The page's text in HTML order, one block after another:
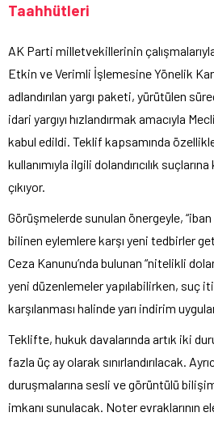
Taahhütleri
AK Parti milletvekillerinin
Etkin ve Verimli İşlemesine Yönelik
adlandırılan yargı paketi, yürütülen
idari yargıyı hızlandırmak amacıyla
kabul edildi. Teklif kapsamında
kullanımıyla ilgili dolandırıcılık
çıkıyor.
Görüşmelerde sunulan önergeyle, “iban
bilinen eylemlere karşı yeni tedbirler
Ceza Kanunu’nda bulunan “nitelikli
yeni düzenlemeler yapılabilirken, suç
karşılanması halinde yarı indirim
Teklifte, hukuk davalarında artık iki
fazla üç ay olarak sınırlandırılacak.
duruşmalarına sesli ve görüntülü
imkanı sunulacak. Noter evraklarının